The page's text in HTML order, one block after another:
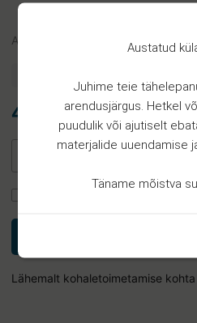
Art.
48.36€
Lähemalt kohaletoimetamise kohta
Austatud
Juhime teie
arendusjärgus. Hetkel
puudulik või ajutiselt
materjalide uuendamise
Täname mõistva